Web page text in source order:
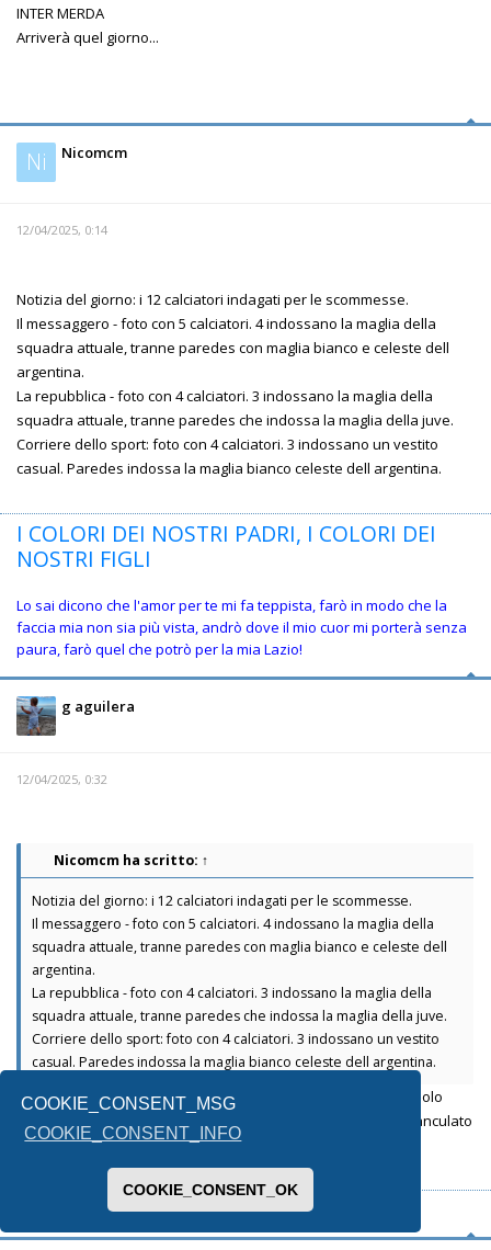
COOKIE_CONSENT_MSG
COOKIE_CONSENT_INFO
COOKIE_CONSENT_OK
INTER MERDA
Arriverà quel giorno...
Ni Nicomcm
12/04/2025, 0:14
Notizia del giorno: i 12 calciatori indagati per le scommesse.
Il messaggero - foto con 5 calciatori. 4 indossano la maglia della
squadra attuale, tranne paredes con maglia bianco e celeste dell
argentina.
La repubblica - foto con 4 calciatori. 3 indossano la maglia della
squadra attuale, tranne paredes che indossa la maglia della juve.
Corriere dello sport: foto con 4 calciatori. 3 indossano un vestito
casual. Paredes indossa la maglia bianco celeste dell argentina.
I COLORI DEI NOSTRI PADRI, I COLORI DEI
NOSTRI FIGLI
Lo sai dicono che l'amor per te mi fa teppista, farò in modo che la
faccia mia non sia più vista, andrò dove il mio cuor mi porterà senza
paura, farò quel che potrò per la mia Lazio!
g aguilera
12/04/2025, 0:32
Nicomcm ha scritto: ↑
Notizia del giorno: i 12 calciatori indagati per le scommesse.
Il messaggero - foto con 5 calciatori. 4 indossano la maglia della
squadra attuale, tranne paredes con maglia bianco e celeste dell
argentina.
La repubblica - foto con 4 calciatori. 3 indossano la maglia della
squadra attuale, tranne paredes che indossa la maglia della juve.
Corriere dello sport: foto con 4 calciatori. 3 indossano un vestito
casual. Paredes indossa la maglia bianco celeste dell argentina.
Cancellieri dalla Lazio, Florenzi del Milan e Paredes ex Juve. Solo
Zaniolo della Roma ma quello era una merda e l'abbiamo sfanculato
tirannide anaffettiva anglo-italiana